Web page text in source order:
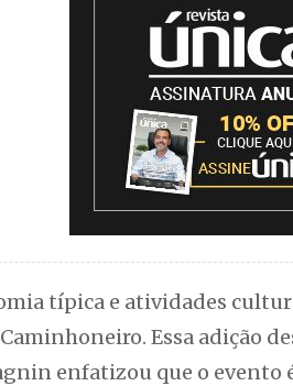
típica e atividades
Essa adição
enfatizou que o evento